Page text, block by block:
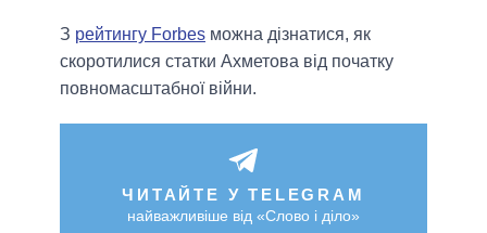
З рейтингу Forbes можна дізнатися, як
скоротилися статки Ахметова від початку
повномасштабної війни.
ЧИТАЙТЕ У TELEGRAM
найважливіше від «Слово і діло»